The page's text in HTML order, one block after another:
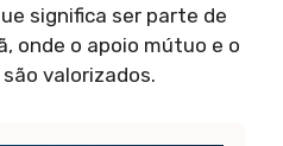
significa ser parte de
onde o apoio mútuo e o
valorizados.